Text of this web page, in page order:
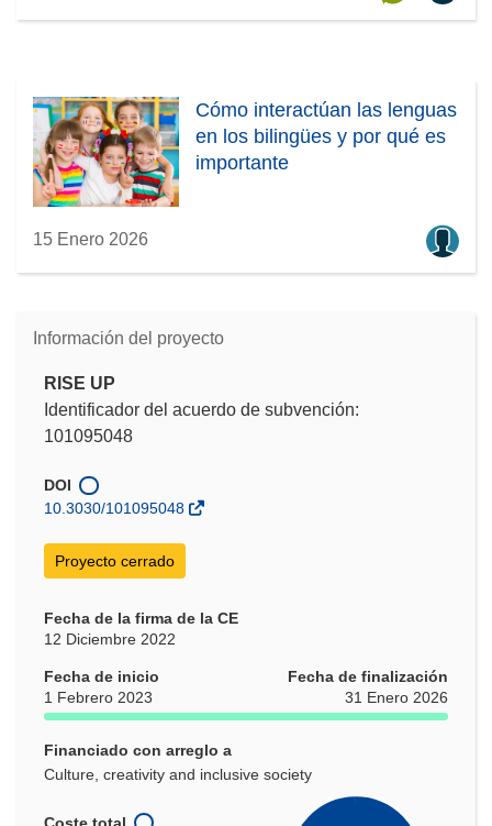
Cómo interactúan las lenguas
en los bilingües y por qué es
importante
15 Enero 2026
Información del proyecto
RISE UP
Identificador del acuerdo de subvención:
101095048
DOI
10.3030/101095048
Proyecto cerrado
Fecha de la firma de la CE
12 Diciembre 2022
Fecha de inicio
1 Febrero 2023
Fecha de finalización
31 Enero 2026
Financiado con arreglo a
Culture, creativity and inclusive society